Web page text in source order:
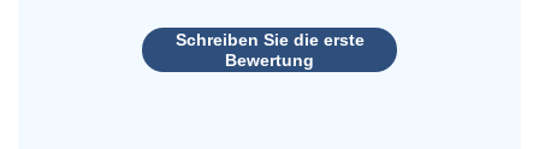
Schreiben Sie die erste
Bewertung